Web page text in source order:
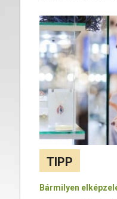
TIPP
Bármilyen